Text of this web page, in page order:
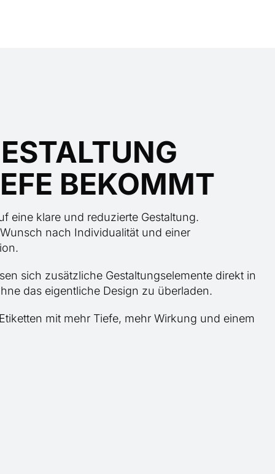
BEKOMMT
eine klare und reduzierte Gestaltung.
nach Individualität und einer
sich zusätzliche Gestaltungselemente direkt in
das eigentliche Design zu überladen.
mit mehr Tiefe, mehr Wirkung und einem